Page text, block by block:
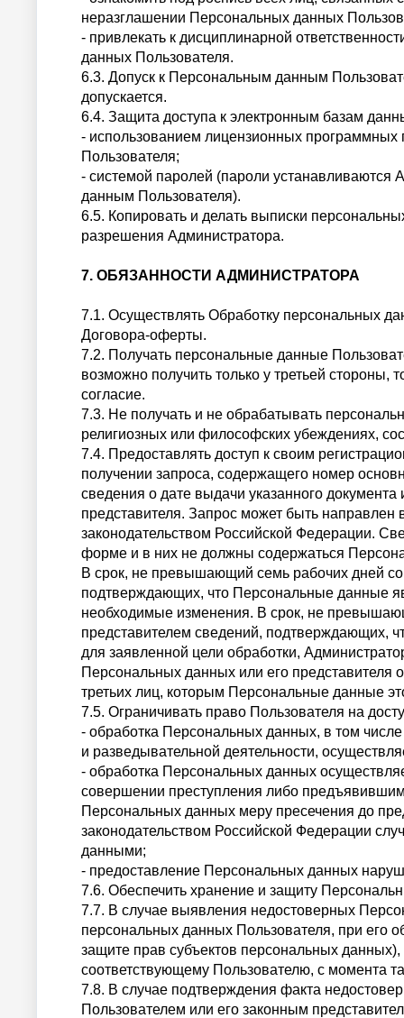
неразглашении Персональных данных
- привлекать к дисциплинарной
данных Пользователя.
6.3. Допуск к Персональным данным
допускается.
6.4. Защита доступа к электронным базам
- использованием лицензионных
Пользователя;
- системой паролей (пароли
данным Пользователя).
6.5. Копировать и делать выписки
разрешения Администратора.
7. ОБЯЗАННОСТИ АДМИНИСТРАТОРА
7.1. Осуществлять Обработку персональных
Договора-оферты.
7.2. Получать персональные данные
возможно получить только у третьей
согласие.
7.3. Не получать и не обрабатывать
религиозных или философских убеждениях,
7.4. Предоставлять доступ к своим
получении запроса, содержащего номер
сведения о дате выдачи указанного
представителя. Запрос может быть
законодательством Российской Федерации.
форме и в них не должны содержаться
В срок, не превышающий семь рабочих дней
подтверждающих, что Персональные данные
необходимые изменения. В срок, не
представителем сведений, подтверждающих,
для заявленной цели обработки,
Персональных данных или его
третьих лиц, которым Персональные данные
7.5. Ограничивать право Пользователя на
- обработка Персональных данных, в том
и разведывательной деятельности,
- обработка Персональных данных
совершении преступления либо
Персональных данных меру пресечения до
законодательством Российской Федерации
данными;
- предоставление Персональных данных
7.6. Обеспечить хранение и защиту
7.7. В случае выявления недостоверных
персональных данных Пользователя, при его
защите прав субъектов персональных
соответствующему Пользователю, с момента
7.8. В случае подтверждения факта
Пользователем или его законным